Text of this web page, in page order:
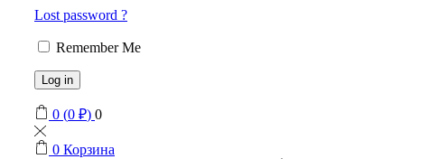
Lost password ?
Remember Me
Log in
0 (0 ₽) 0
0 Корзина